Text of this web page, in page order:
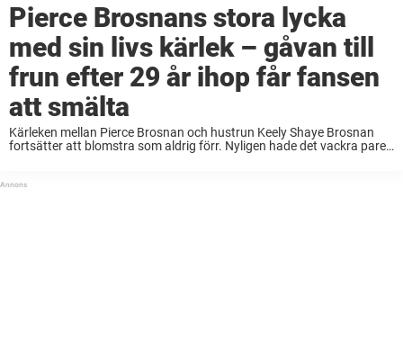
Pierce Brosnans stora lycka
med sin livs kärlek – gåvan till
frun efter 29 år ihop får fansen
att smälta
Kärleken mellan Pierce Brosnan och hustrun Keely Shaye Brosnan
fortsätter att blomstra som aldrig förr. Nyligen hade det vackra paret